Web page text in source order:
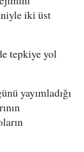
iki üst
tepkiye yol
yayımladığı